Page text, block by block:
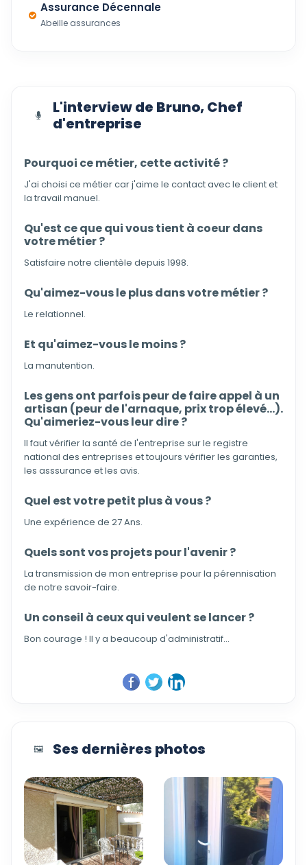
Assurance Décennale
Abeille assurances
L'interview de Bruno, Chef
d'entreprise
Pourquoi ce métier, cette activité ?
J'ai choisi ce métier car j'aime le contact avec le client et
la travail manuel.
Qu'est ce que qui vous tient à coeur dans
votre métier ?
Satisfaire notre clientèle depuis 1998.
Qu'aimez-vous le plus dans votre métier ?
Le relationnel.
Et qu'aimez-vous le moins ?
La manutention.
Les gens ont parfois peur de faire appel à un
artisan (peur de l'arnaque, prix trop élevé...).
Qu'aimeriez-vous leur dire ?
Il faut vérifier la santé de l'entreprise sur le registre
national des entreprises et toujours vérifier les garanties,
les asssurance et les avis.
Quel est votre petit plus à vous ?
Une expérience de 27 Ans.
Quels sont vos projets pour l'avenir ?
La transmission de mon entreprise pour la pérennisation
de notre savoir-faire.
Un conseil à ceux qui veulent se lancer ?
Bon courage ! Il y a beaucoup d'administratif...
🖼️ Ses dernières photos